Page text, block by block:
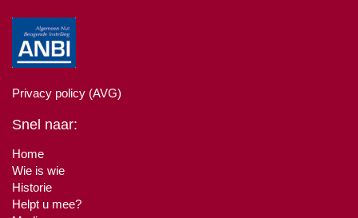
Privacy policy (AVG)
Snel naar:
Home
Wie is wie
Historie
Helpt u mee?